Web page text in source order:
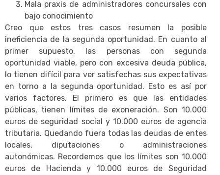
Mala praxis de administradores concursales con
bajo conocimiento
Creo que estos tres casos resumen la posible
ineficiencia de la segunda oportunidad. En cuanto al
primer supuesto, las personas con segunda
oportunidad viable, pero con excesiva deuda pública,
lo tienen difícil para ver satisfechas sus expectativas
en torno a la segunda oportunidad. Esto es así por
varios factores. El primero es que las entidades
públicas, tienen límites de exoneración. Son 10.000
euros de seguridad social y 10.000 euros de agencia
tributaria. Quedando fuera todas las deudas de entes
locales, diputaciones o administraciones
autonómicas. Recordemos que los límites son 10.000
euros de Hacienda y 10.000 euros de Seguridad